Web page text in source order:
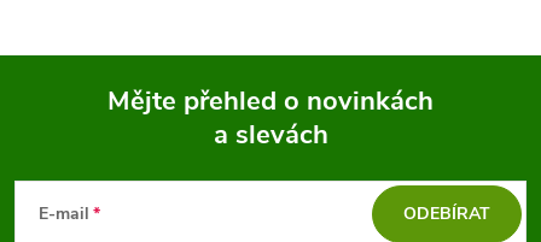
Mějte přehled o novinkách
a slevách
E-mail ODEBÍRAT